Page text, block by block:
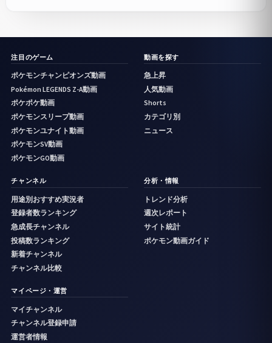
注目のゲーム
ポケモンチャンピオンズ動画
Pokémon LEGENDS Z-A動画
ポケポケ動画
ポケモンスリープ動画
ポケモンユナイト動画
ポケモンSV動画
ポケモンGO動画
動画を探す
急上昇
人気動画
Shorts
カテゴリ別
ニュース
チャンネル
用途別おすすめ実況者
登録者数ランキング
急成長チャンネル
投稿数ランキング
新着チャンネル
チャンネル比較
分析・情報
トレンド分析
週次レポート
サイト統計
ポケモン動画ガイド
マイページ・運営
マイチャンネル
チャンネル登録申請
運営者情報